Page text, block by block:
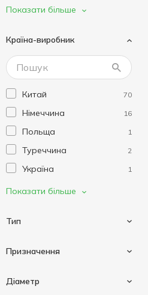
Koopman
Tefal 15
Vinzer 8
Без тм
Показати більше
Країна-виробник
Китай 70
Німеччина 16
Польща 1
Туреччина 2
Україна 1
Франція
Показати більше
Тип
Призначення
Діаметр